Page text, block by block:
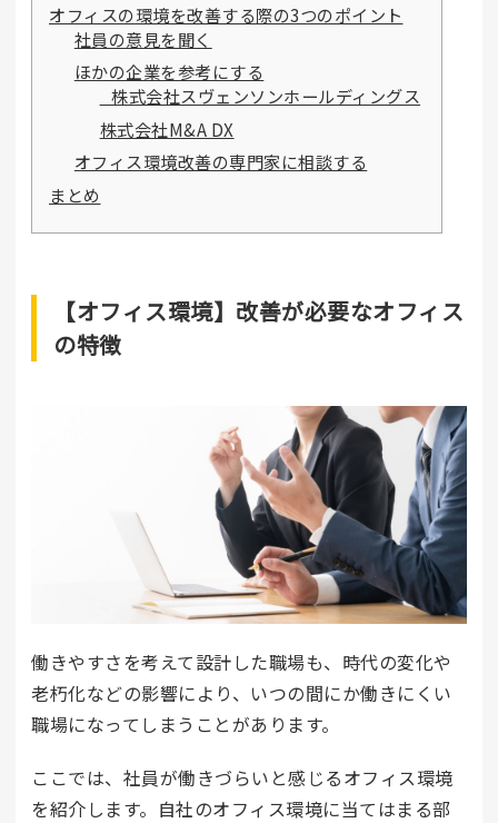
オフィスの環境を改善する際の3つのポイント
社員の意見を聞く
ほかの企業を参考にする
株式会社スヴェンソンホールディングス
株式会社M&A DX
オフィス環境改善の専門家に相談する
まとめ
【オフィス環境】改善が必要なオフィス
の特徴
働きやすさを考えて設計した職場も、時代の変化や
老朽化などの影響により、いつの間にか働きにくい
職場になってしまうことがあります。
ここでは、社員が働きづらいと感じるオフィス環境
を紹介します。自社のオフィス環境に当てはまる部